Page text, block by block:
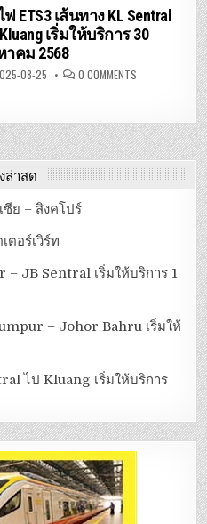
KUALA
LUMPUR
–
JOHOR
ให้
บริการ
ETS3 เส้นทาง KL Sentral
เริ่มให้บริการ 30
าคม 2568
08-25 0 COMMENTSON
รถไฟ
KL
SENTRAL
ไป
KLUANG
เริ่ม
ให้
บริการ
ล่าสุด
ย – สิงคโปร์
ตอร์เวิร์ท
– JB Sentral เริ่มให้บริการ 1
– Johor Bahru เริ่มให้
ไป Kluang เริ่มให้บริการ